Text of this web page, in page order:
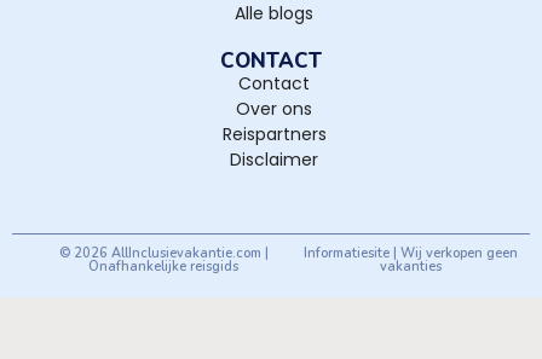
Alle blogs
CONTACT
Contact
Over ons
Reispartners
Disclaimer
© 2026 AllInclusievakantie.com |
Onafhankelijke reisgids
Informatiesite | Wij verkopen geen
vakanties